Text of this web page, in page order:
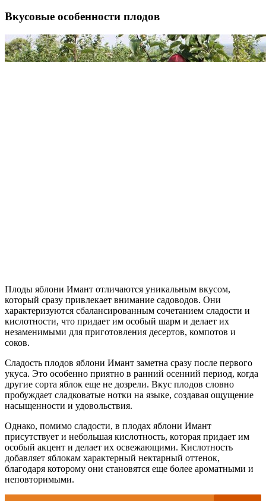
Вкусовые особенности плодов
Плоды яблони Имант отличаются уникальным вкусом,
который сразу привлекает внимание садоводов. Они
характеризуются сбалансированным сочетанием сладости и
кислотности, что придает им особый шарм и делает их
незаменимыми для приготовления десертов, компотов и
соков.
Сладость плодов яблони Имант заметна сразу после первого
укуса. Это особенно приятно в ранний осенний период, когда
другие сорта яблок еще не дозрели. Вкус плодов словно
пробуждает сладковатые нотки на языке, создавая ощущение
насыщенности и удовольствия.
Однако, помимо сладости, в плодах яблони Имант
присутствует и небольшая кислотность, которая придает им
особый акцент и делает их освежающими. Кислотность
добавляет яблокам характерный нектарный оттенок,
благодаря которому они становятся еще более ароматными и
неповторимыми.